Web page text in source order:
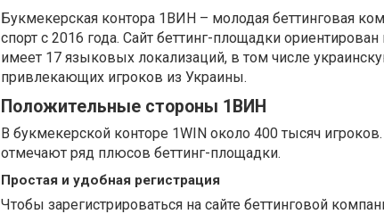
Букмекерская контора 1ВИН – молодая беттинговая
спорт с 2016 года. Сайт беттинг-площадки
имеет 17 языковых локализаций, в том числе
привлекающих игроков из Украины.
Положительные стороны 1ВИН
В букмекерской конторе 1WIN около 400 тысяч
отмечают ряд плюсов беттинг-площадки.
Простая и удобная регистрация
Чтобы зарегистрироваться на сайте беттинговой